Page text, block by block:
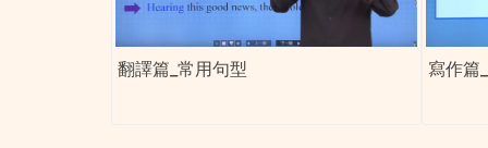
翻譯篇_常用句型 寫作篇